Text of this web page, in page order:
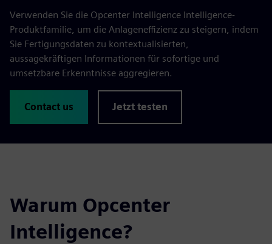
Verwenden Sie die Opcenter Intelligence Intelligence-
Produktfamilie, um die Anlageneffizienz zu steigern, indem
Sie Fertigungsdaten zu kontextualisierten,
aussagekräftigen Informationen für sofortige und
umsetzbare Erkenntnisse aggregieren.
Contact us Jetzt testen
Warum Opcenter
Intelligence?